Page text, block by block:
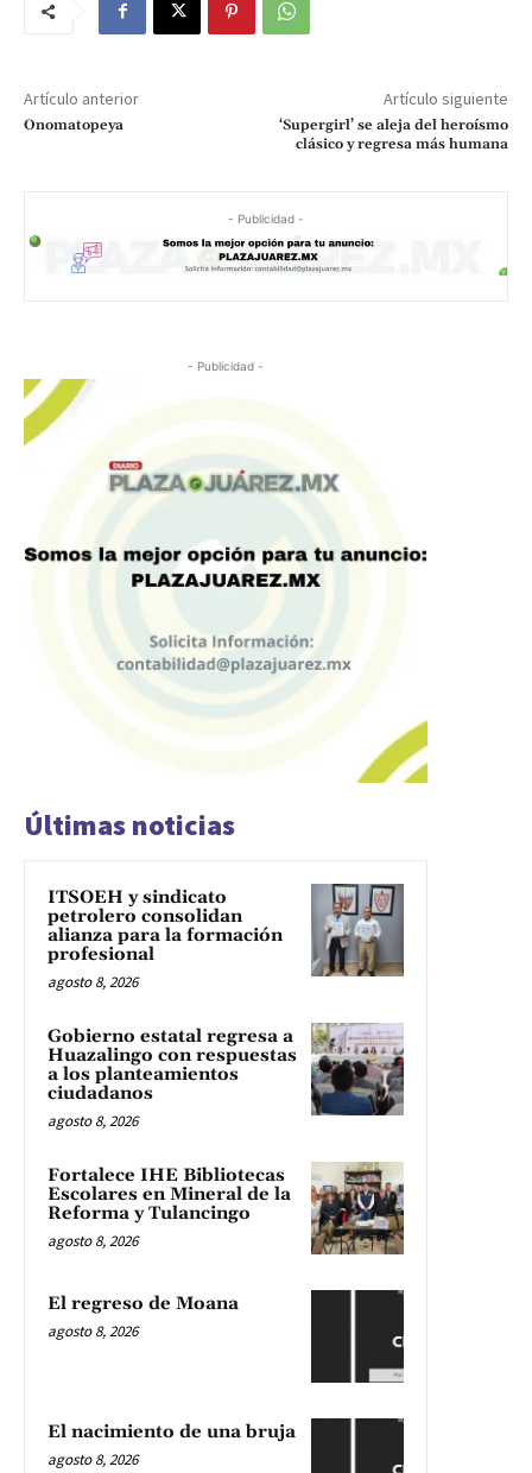
Artículo anterior
Onomatopeya
Artículo siguiente
‘Supergirl’ se aleja del heroísmo
clásico y regresa más humana
- Publicidad -
- Publicidad -
Últimas noticias
ITSOEH y sindicato
petrolero consolidan
alianza para la formación
profesional
agosto 8, 2026
Gobierno estatal regresa a
Huazalingo con respuestas
a los planteamientos
ciudadanos
agosto 8, 2026
Fortalece IHE Bibliotecas
Escolares en Mineral de la
Reforma y Tulancingo
agosto 8, 2026
El regreso de Moana
agosto 8, 2026
El nacimiento de una bruja
agosto 8, 2026